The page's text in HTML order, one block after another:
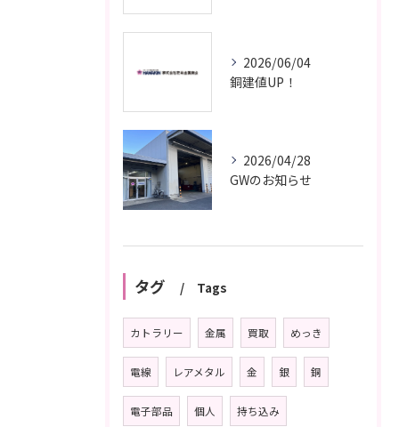
2026/06/04
銅建値UP！
2026/04/28
GWのお知らせ
タグ Tags
カトラリー 金属 買取 めっき
電線 レアメタル 金 銀 銅
電子部品 個人 持ち込み